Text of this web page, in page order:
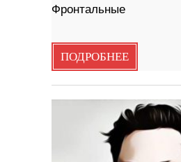
Фронтальные
ПОДРОБНЕЕ